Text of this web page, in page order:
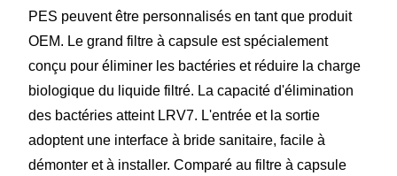
PES peuvent être personnalisés en tant que produit
OEM. Le grand filtre à capsule est spécialement
conçu pour éliminer les bactéries et réduire la charge
biologique du liquide filtré. La capacité d'élimination
des bactéries atteint LRV7. L'entrée et la sortie
adoptent une interface à bride sanitaire, facile à
démonter et à installer. Comparé au filtre à capsule